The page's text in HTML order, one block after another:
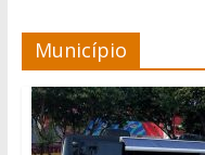
Município